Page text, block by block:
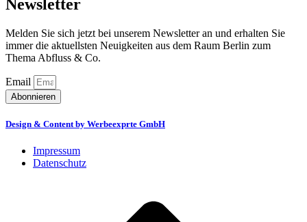
Newsletter
Melden Sie sich jetzt bei unserem Newsletter an und erhalten Sie
immer die aktuellsten Neuigkeiten aus dem Raum Berlin zum
Thema Abfluss & Co.
Email
Abonnieren
Design & Content by Werbeexprte GmbH
Impressum
Datenschutz